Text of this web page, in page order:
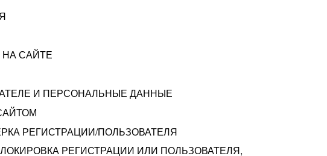
НА САЙТЕ
И ПЕРСОНАЛЬНЫЕ ДАННЫЕ
РЕГИСТРАЦИИ/ПОЛЬЗОВАТЕЛЯ
РЕГИСТРАЦИИ ИЛИ ПОЛЬЗОВАТЕЛЯ,